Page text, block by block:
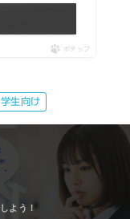
ポチップ
学生向け